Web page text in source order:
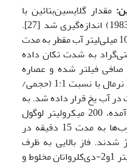
مقدار گلایسین‌بتائین با
استفاده از روش گِریو و گِراتن (1983) اندازه‌گیری شد [27].
250 میلی‌گرم پودر خشک گیاه در 10 میلی‌لیتر آب مقطر به مدت
25 درجه سانتی‌گراد به شدت تکان داده
صافی فیلتر شده و عصاره
بدست آمده با اسید سولفوریک 2 نرمال با نسبت 1:1 (حجمی/
آب یخ قرار داده شد. به
500 میکرولیتر از مخلوط بدست آمده، 200 میکرولیتر لوگول
اضافه و به خوبی مخلوط شد. تیوب‌ها به مدت 15 دقیقه در
شدند. فاز بالایی به ظرف
جدید منتقل و به خوبی با 9 میلی‌لیتر 1و2-دی‌کلرواتان مخلوط و